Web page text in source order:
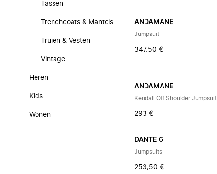
Tassen
Trenchcoats & Mantels
Truien & Vesten
Vintage
Heren
Kids
Wonen
ANDAMANE
Jumpsuit
347,50 €
ANDAMANE
Kendall Off Shoulder Jumpsuit
293 €
DANTE 6
Jumpsuits
253,50 €